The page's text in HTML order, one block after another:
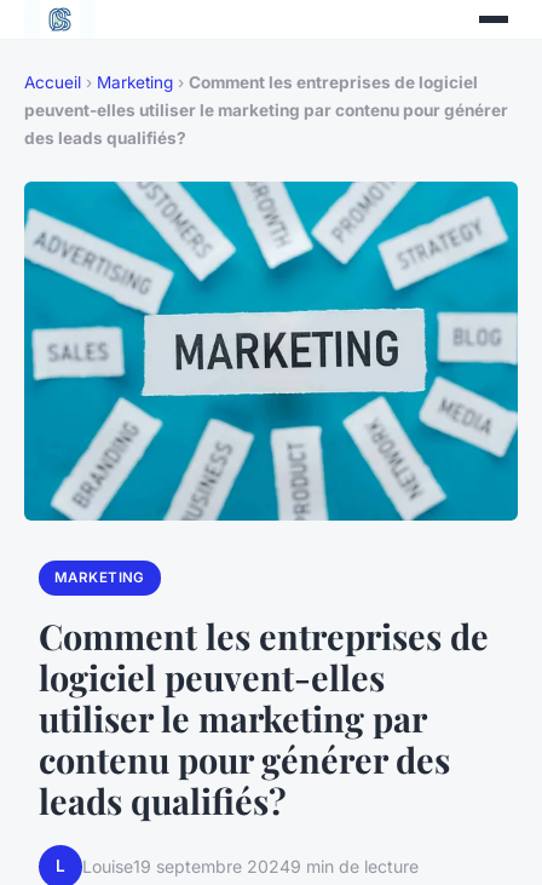
Accueil › Marketing › Comment les entreprises de logiciel
peuvent-elles utiliser le marketing par contenu pour générer
des leads qualifiés?
MARKETING
Comment les entreprises de
logiciel peuvent-elles
utiliser le marketing par
contenu pour générer des
leads qualifiés?
L Louise19 septembre 20249 min de lecture